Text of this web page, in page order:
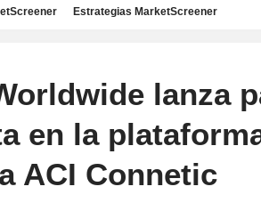
Estrategias MarketScreener
lanza
en la
ACI Connetic